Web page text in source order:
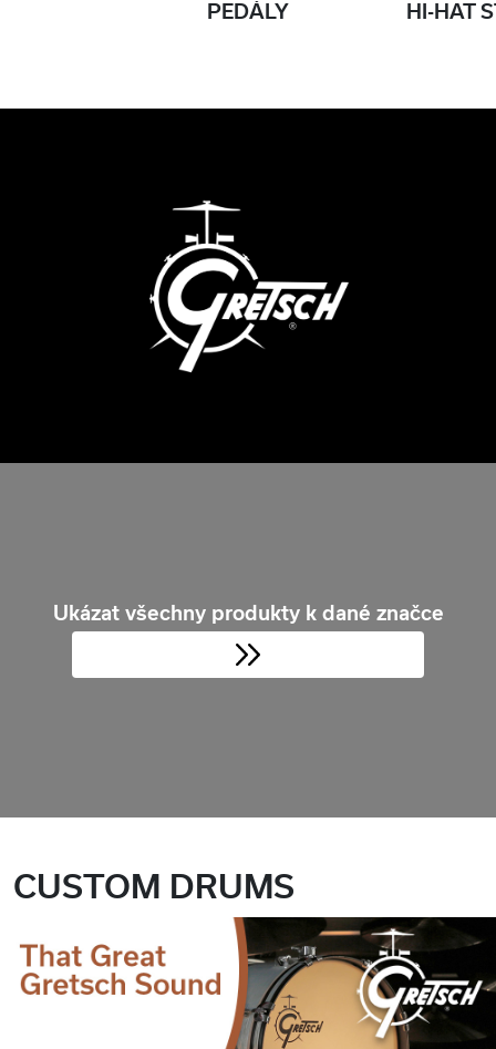
PEDÁLY HI-HAT
Ukázat všechny produkty k dané značce
CUSTOM DRUMS